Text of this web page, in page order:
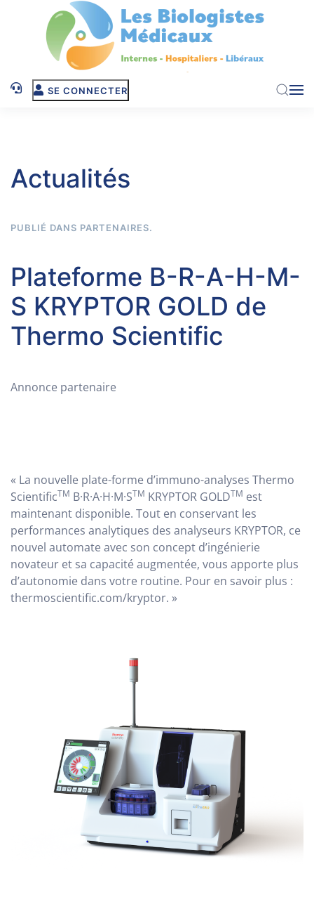
Skip to main content
SE CONNECTER
Actualités
PUBLIÉ DANS PARTENAIRES.
Plateforme B-R-A-H-M-
S KRYPTOR GOLD de
Thermo Scientific
Annonce partenaire
« La nouvelle plate-forme d’immuno-analyses Thermo
ScientificTM B·R·A·H·M·STM KRYPTOR GOLDTM est
maintenant disponible. Tout en conservant les
performances analytiques des analyseurs KRYPTOR, ce
nouvel automate avec son concept d’ingénierie
novateur et sa capacité augmentée, vous apporte plus
d’autonomie dans votre routine. Pour en savoir plus :
thermoscientific.com/kryptor. »